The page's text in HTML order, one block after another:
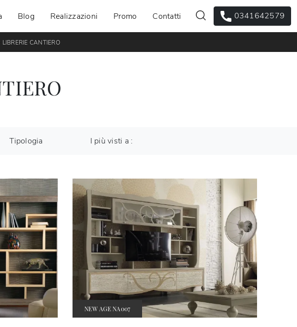
Blog Realizzazioni Promo Contatti 0341642579
LIBRERIE CANTIERO
Tipologia I più visti a :
NEW AGE NA007